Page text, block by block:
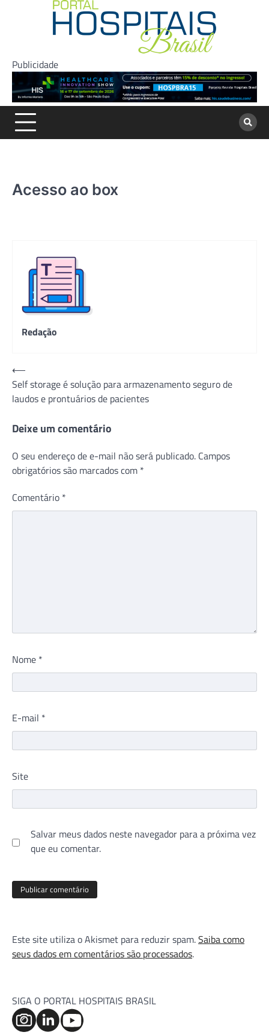
Publicidade
Acesso ao box
Redação
Navegação
de
Post
⟵
Self storage é solução para armazenamento seguro de
laudos e prontuários de pacientes
Deixe um comentário
O seu endereço de e-mail não será publicado. Campos
obrigatórios são marcados com *
Comentário *
Nome *
E-mail *
Site
Salvar meus dados neste navegador para a próxima vez
que eu comentar.
Este site utiliza o Akismet para reduzir spam.Saiba como
seus dados em comentários são processados.
SIGA O PORTAL HOSPITAIS BRASIL